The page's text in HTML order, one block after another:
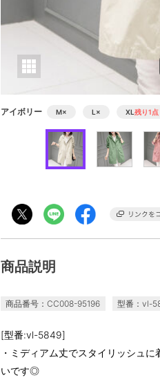
アイボリー M× L × XL 残り1点
商品説明
商品番号：CC008-95196 型番：vl-
[型番:vl-5849]
・ミディアム丈でスタイリッシュ
いです◎